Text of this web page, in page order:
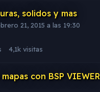
solidos y mas
21, 2015 a las 19:30
4,1k visitas
con BSP VIEWER